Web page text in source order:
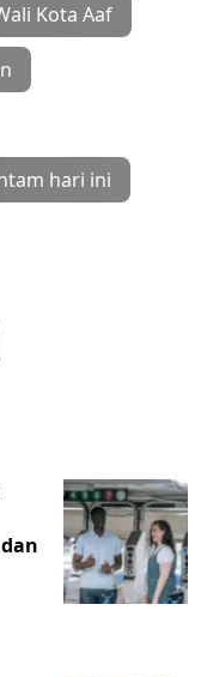
Kota Aaf
hari ini